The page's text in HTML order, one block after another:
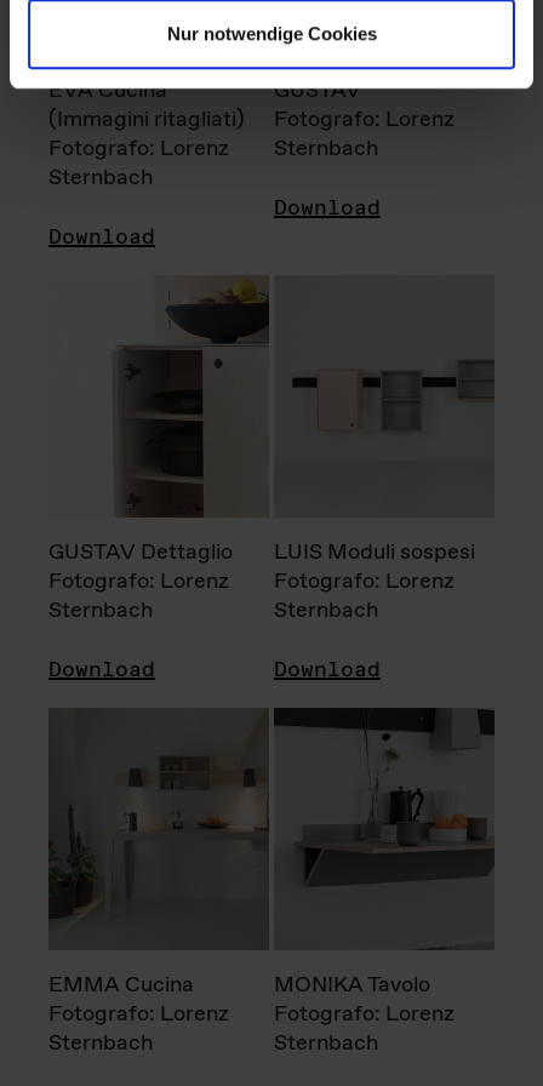
Nur notwendige Cookies
EVA Cucina
(Immagini ritagliati)
Fotografo: Lorenz
Sternbach
Download
GUSTAV
Fotografo: Lorenz
Sternbach
Download
GUSTAV Dettaglio
Fotografo: Lorenz
Sternbach
Download
LUIS Moduli sospesi
Fotografo: Lorenz
Sternbach
Download
EMMA Cucina
Fotografo: Lorenz
Sternbach
MONIKA Tavolo
Fotografo: Lorenz
Sternbach